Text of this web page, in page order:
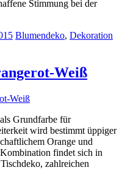
Stimmung bei der
Blumendeko, Dekoration
Weiß
Grundfarbe für
wird bestimmt üppiger
Orange und
findet sich in
zahlreichen